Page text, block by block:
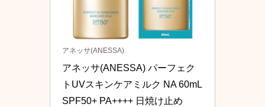
アネッサ(ANESSA)
アネッサ(ANESSA) パーフェク
トUVスキンケアミルク NA 60mL
SPF50+ PA++++ 日焼け止め